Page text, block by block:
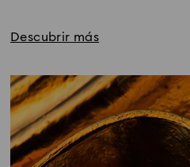
Descubrir más